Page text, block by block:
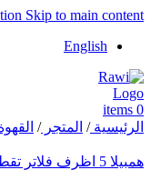
Skip to main content
English
0
items
الرئيسية/ المتجر/
همبيلا 5 اظرف فلاتر تقطير